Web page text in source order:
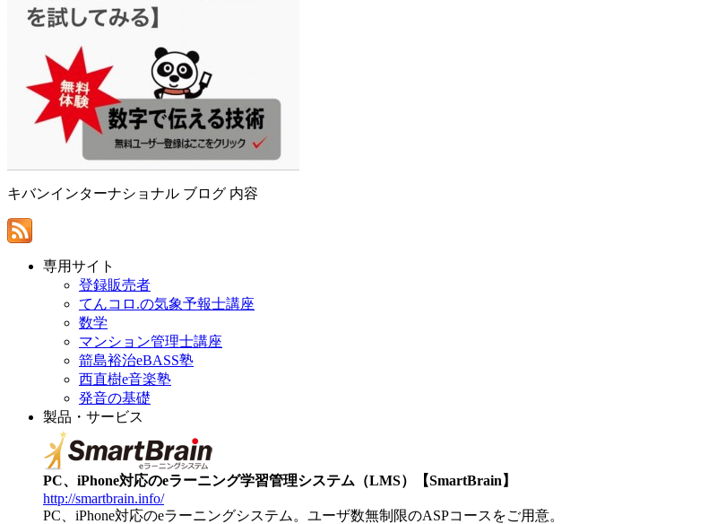
キバンインターナショナル ブログ 内容
専用サイト
登録販売者
てんコロ.の気象予報士講座
数学
マンション管理士講座
箭島裕治eBASS塾
西直樹e音楽塾
発音の基礎
製品・サービス
PC、iPhone対応のeラーニング学習管理システム（LMS）【SmartBrain】
http://smartbrain.info/
PC、iPhone対応のeラーニングシステム。ユーザ数無制限のASPコースをご用意。